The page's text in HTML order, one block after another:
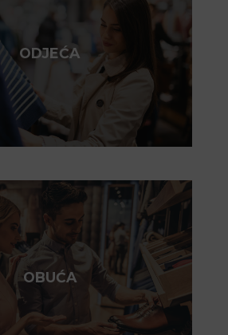
ODJEĆA
OBUĆA